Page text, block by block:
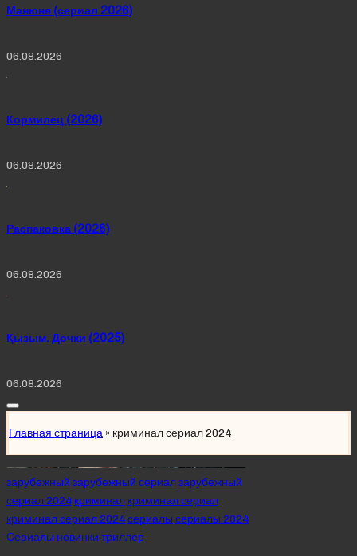
Манюня (сериал 2026)
06.08.2026
Кормилец (2026)
06.08.2026
Распаковка (2026)
06.08.2026
Қызым. Дочки (2025)
06.08.2026
Главная страница » криминал сериал 2024
Posted
in
зарубежный зарубежный сериалзарубежный
сериал 2024 криминал криминал сериал
криминал сериал 2024сериалы сериалы 2024
Сериалы новинки триллер